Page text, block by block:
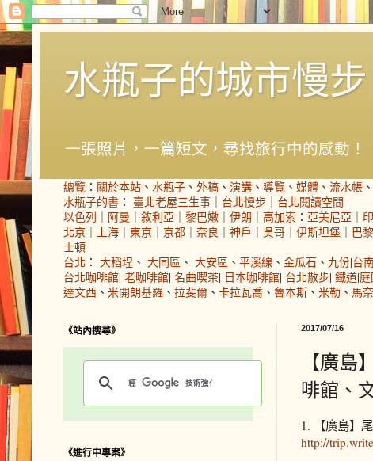
水瓶子的城市慢步
一張照片，一篇短文，尋找旅行中的感動！
總覽 ： 關於本站 、 水瓶子 、 外稿 、 演講 、 導覽 、 媒體 、 流水帳 、
水瓶子的書 ： 臺北老屋三生事 ｜ 台北慢步 ｜ 台北閱讀空間
以色列 ｜ 阿曼 ｜ 敘利亞 ｜ 黎巴嫩 ｜ 伊朗 ｜ 高加索 ： 亞美尼亞 ｜
北京 ｜ 上海 ｜ 東京 ｜ 京都 ｜ 奈良 ｜ 神戶 ｜ 吳哥 ｜ 伊斯坦堡 ｜ 巴黎
士頓
台北 ： 大稻埕 、 大同區 、 大安區 、 平溪線 、 金瓜石 、 九份|台
台北咖啡館| 老咖啡館| 名曲喫茶| 日本咖啡館| 台北散步| 鐵道|
達文西 、 米開朗基羅 、 拉斐爾 、 卡拉瓦喬 、 魯本斯 、 米勒 、 馬奈
2017/07/16
【廣
啡館、
1. 【廣島】
http://
《站內搜尋》
《進行中專案》